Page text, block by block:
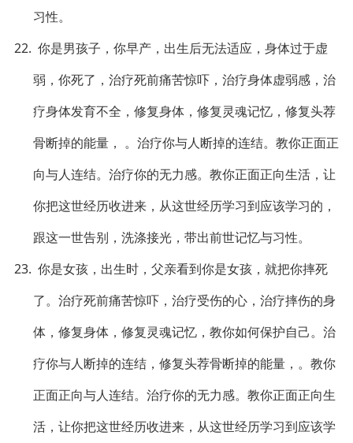
习性。
22. 你是男孩子，你早产，出生后无法适应，身体过于虚
弱，你死了，治疗死前痛苦惊吓，治疗身体虚弱感，治
疗身体发育不全，修复身体，修复灵魂记忆，修复头荐
骨断掉的能量， 。治疗你与人断掉的连结。教你正面正
向与人连结。治疗你的无力感。教你正面正向生活，让
你把这世经历收进来，从这世经历学习到应该学习的，
跟这一世告别，洗涤接光，带出前世记忆与习性。
23. 你是女孩，出生时，父亲看到你是女孩，就把你摔死
了。治疗死前痛苦惊吓，治疗受伤的心，治疗摔伤的身
体，修复身体，修复灵魂记忆，教你如何保护自己。治
疗你与人断掉的连结，修复头荐骨断掉的能量，。教你
正面正向与人连结。治疗你的无力感。教你正面正向生
活，让你把这世经历收进来，从这世经历学习到应该学